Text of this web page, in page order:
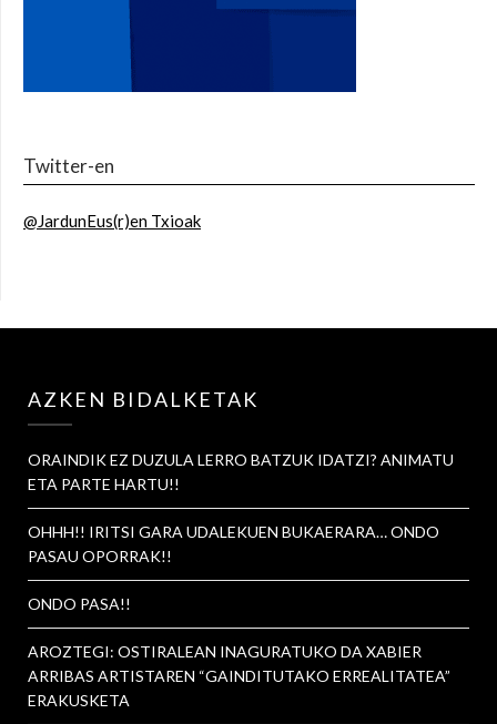
Twitter-en
@JardunEus(r)en Txioak
AZKEN BIDALKETAK
ORAINDIK EZ DUZULA LERRO BATZUK IDATZI? ANIMATU
ETA PARTE HARTU!!
OHHH!! IRITSI GARA UDALEKUEN BUKAERARA… ONDO
PASAU OPORRAK!!
ONDO PASA!!
AROZTEGI: OSTIRALEAN INAGURATUKO DA XABIER
ARRIBAS ARTISTAREN “GAINDITUTAKO ERREALITATEA”
ERAKUSKETA